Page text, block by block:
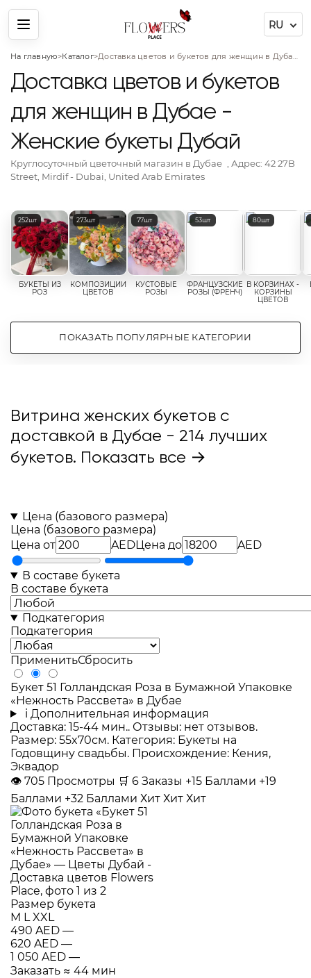
Меню
На главную>Каталог> Доставка цветов и букетов для женщин в Дубае - Женские букеты Дубай
Доставка цветов и букетов
для женщин в Дубае -
Женские букеты Дубай
Круглосуточный цветочный магазин в Дубае , Адрес: 42 27B
Street, Mirdif - Dubai, United Arab Emirates
Популярные категории цветов
252шт
БУКЕТЫ ИЗ
РОЗ
273шт
КОМПОЗИЦИИ
ЦВЕТОВ
77шт
КУСТОВЫЕ
РОЗЫ
53шт
ФРАНЦУЗСКИЕ
РОЗЫ (ФРЕНЧ)
80шт
В КОРЗИНАХ -
КОРЗИНЫ
ЦВЕТОВ
ПОКАЗАТЬ ПОПУЛЯРНЫЕ КАТЕГОРИИ
Витрина женских букетов с
доставкой в Дубае - 214 лучших
букетов. Показать все →
Цена (базового размера)
Цена (базового размера)
Цена от
AEDЦена до AED
В составе букета
В составе букета
Подкатегория
Подкатегория
ПрименитьСбросить
Букет 51 Голландская Роза в Бумажной Упаковке
«Нежность Рассвета» в Дубае
i Дополнительная информация
Доставка: 15-44 мин.. Отзывы: нет отзывов.
Размер: 55x70см. Категория: Букеты на
Годовщину свадьбы. Происхождение: Кения,
Эквадор
👁 705 Просмотры 🛒 6 Заказы +15 Баллами +19
Баллами +32 Баллами Хит Хит Хит
Размер букета
M LXXL
490 AED —
620 AED —
1 050 AED —
Заказать ≈ 44 мин